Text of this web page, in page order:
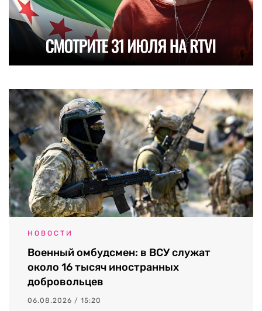
НОВОСТИ
Военный омбудсмен: в ВСУ служат
около 16 тысяч иностранных
добровольцев
06.08.2026 / 15:20